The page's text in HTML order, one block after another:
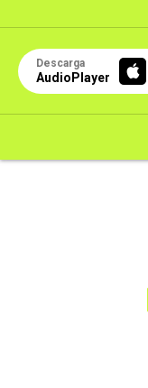
Descarga
AudioPlayer